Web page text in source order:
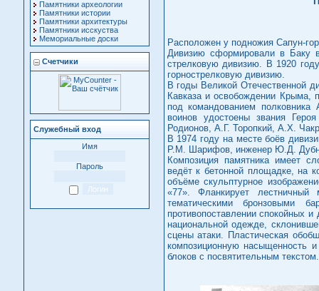
Памятники археологии
Памятники истории
Памятники архитектуры
Памятники исскуства
Мемориальные доски
Счетчики
Служебный вход
Имя
Пароль
Расположен у подножия Сапун-
Дивизию сформировали в Баку
стрелковую дивизию. В 1920
горнострелковую дивизию.
В годы Великой Отечественной
Кавказа и освобождении Крыма,
под командованием
воинов удостоены звания
Родионов, А.Г. Торопкий, А.Х.
В 1974 году на месте боёв
Р.М. Шарифов, инженер Ю.Д.
Композиция памятника имеет
ведёт к бетонной площадке, на
объёме скульптурное
«77». Фланкирует
тематическими бронзовыми
противопоставлении спокойных
национальной одежде,
сцены атаки. Пластическая
композиционную насыщенность
блоков с посвятительным текстом.